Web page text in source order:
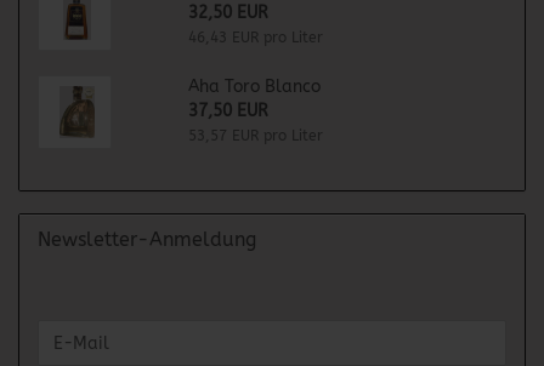
32,50 EUR
46,43 EUR pro Liter
Aha Toro Blanco
37,50 EUR
53,57 EUR pro Liter
Newsletter-Anmeldung
ZUR
E-